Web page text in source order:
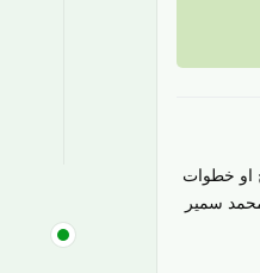
او خطوات
سمير